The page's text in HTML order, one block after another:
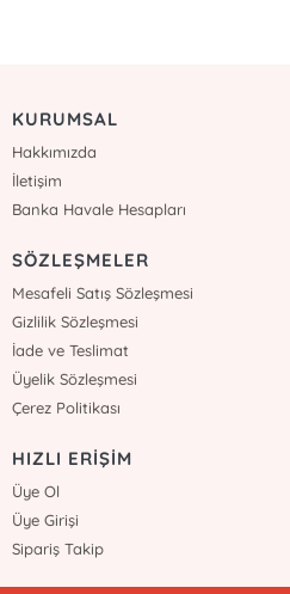
KURUMSAL
Hakkımızda
İletişim
Banka Havale Hesapları
SÖZLEŞMELER
Mesafeli Satış Sözleşmesi
Gizlilik Sözleşmesi
İade ve Teslimat
Üyelik Sözleşmesi
Çerez Politikası
HIZLI ERİŞİM
Üye Ol
Üye Girişi
Sipariş Takip